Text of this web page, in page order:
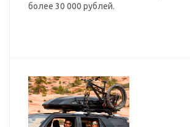
более 30 000 рублей.